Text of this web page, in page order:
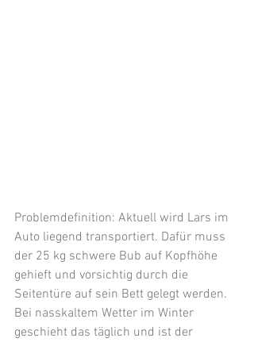
Problemdefinition: Aktuell wird Lars im
Auto liegend transportiert. Dafür muss
der 25 kg schwere Bub auf Kopfhöhe
gehieft und vorsichtig durch die
Seitentüre auf sein Bett gelegt werden.
Bei nasskaltem Wetter im Winter
geschieht das täglich und ist der